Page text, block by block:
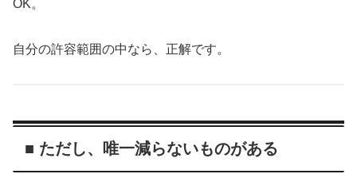
OK。
自分の許容範囲の中なら、正解です。
■ ただし、唯一減らないものがある